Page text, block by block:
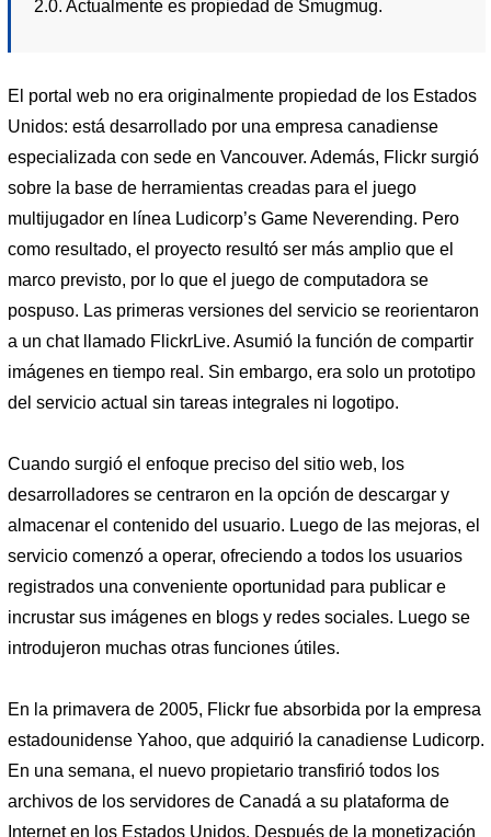
2.0. Actualmente es propiedad de Smugmug.
El portal web no era originalmente propiedad de los Estados
Unidos: está desarrollado por una empresa canadiense
especializada con sede en Vancouver. Además, Flickr surgió
sobre la base de herramientas creadas para el juego
multijugador en línea Ludicorp’s Game Neverending. Pero
como resultado, el proyecto resultó ser más amplio que el
marco previsto, por lo que el juego de computadora se
pospuso. Las primeras versiones del servicio se reorientaron
a un chat llamado FlickrLive. Asumió la función de compartir
imágenes en tiempo real. Sin embargo, era solo un prototipo
del servicio actual sin tareas integrales ni logotipo.
Cuando surgió el enfoque preciso del sitio web, los
desarrolladores se centraron en la opción de descargar y
almacenar el contenido del usuario. Luego de las mejoras, el
servicio comenzó a operar, ofreciendo a todos los usuarios
registrados una conveniente oportunidad para publicar e
incrustar sus imágenes en blogs y redes sociales. Luego se
introdujeron muchas otras funciones útiles.
En la primavera de 2005, Flickr fue absorbida por la empresa
estadounidense Yahoo, que adquirió la canadiense Ludicorp.
En una semana, el nuevo propietario transfirió todos los
archivos de los servidores de Canadá a su plataforma de
Internet en los Estados Unidos. Después de la monetización